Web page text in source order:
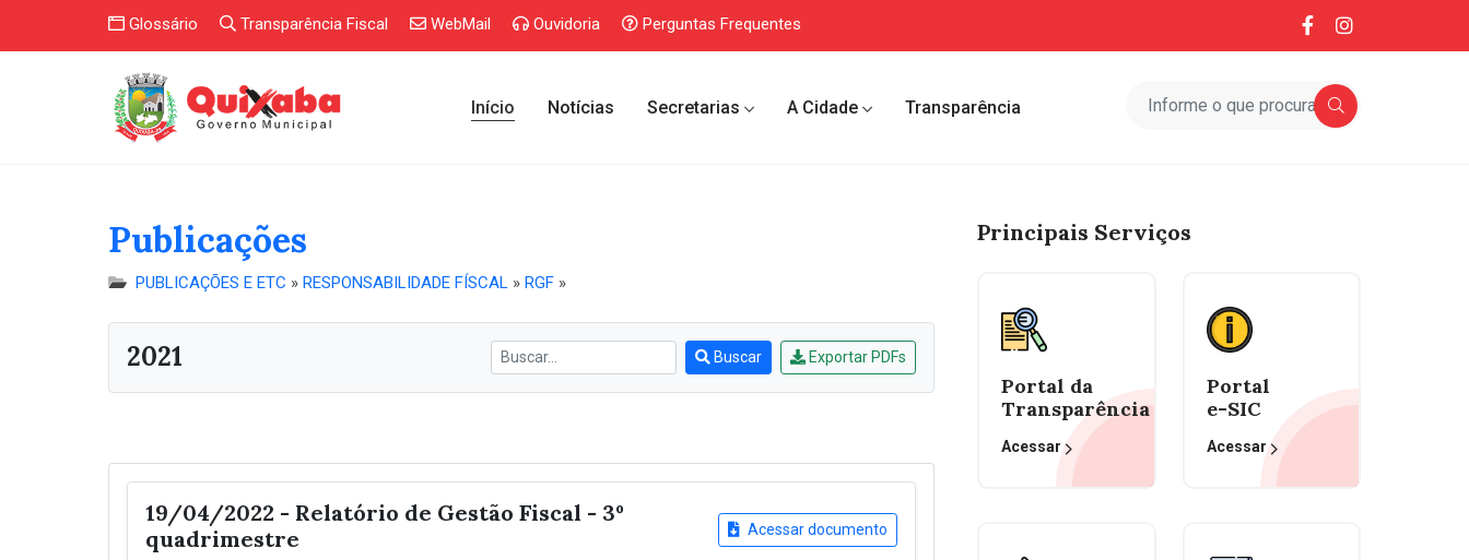
Glossário Transparência Fiscal WebMail Ouvidoria Perguntas Frequentes
Início Notícias Secretarias A Cidade Transparência
Publicações
PUBLICAÇÕES E ETC » RESPONSABILIDADE FÍSCAL » RGF »
2021 Buscar Exportar PDFs
19/04/2022 - Relatório de Gestão Fiscal - 3º
quadrimestre
Acessar documento
Principais Serviços
Portal da
Transparência
Acessar
Portal
e-SIC
Acessar